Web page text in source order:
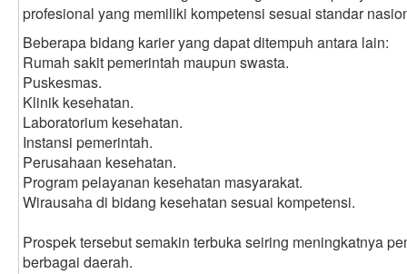
profesional yang memiliki kompetensi sesuai standar
Beberapa bidang karier yang dapat ditempuh antara lain:
Rumah sakit pemerintah maupun swasta.
Puskesmas.
Klinik kesehatan.
Laboratorium kesehatan.
Instansi pemerintah.
Perusahaan kesehatan.
Program pelayanan kesehatan masyarakat.
Wirausaha di bidang kesehatan sesuai kompetensi.
Prospek tersebut semakin terbuka seiring meningkatnya
berbagai daerah.